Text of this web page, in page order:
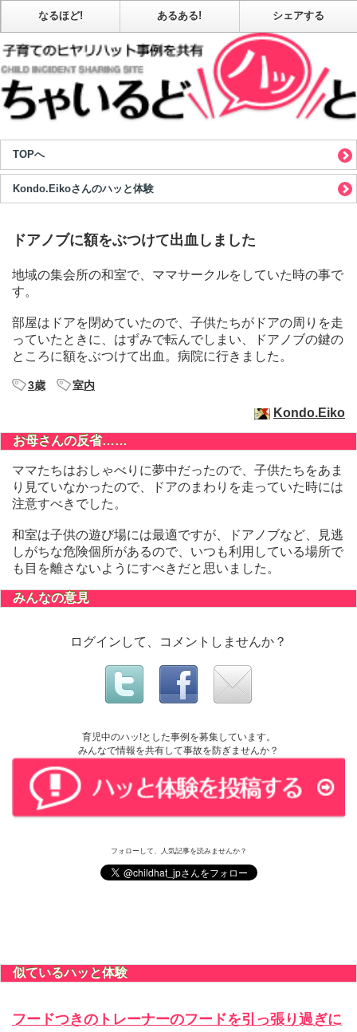
なるほど! あるある! シェアする
TOPへ
Kondo.Eikoさんのハッと体験
ドアノブに額をぶつけて出血しました
地域の集会所の和室で、ママサークルをしていた時の事で
す。
部屋はドアを閉めていたので、子供たちがドアの周りを走
っていたときに、はずみで転んでしまい、ドアノブの鍵の
ところに額をぶつけて出血。病院に行きました。
3歳 室内
Kondo.Eiko
お母さんの反省……
ママたちはおしゃべりに夢中だったので、子供たちをあま
り見ていなかったので、ドアのまわりを走っていた時には
注意すべきでした。
和室は子供の遊び場には最適ですが、ドアノブなど、見逃
しがちな危険個所があるので、いつも利用している場所で
も目を離さないようにすべきだと思いました。
みんなの意見
ログインして、コメントしませんか？
育児中のハッ!とした事例を募集しています。
みんなで情報を共有して事故を防ぎませんか？
フォローして、人気記事を読みませんか？
似ているハッと体験
フードつきのトレーナーのフードを引っ張り過ぎに